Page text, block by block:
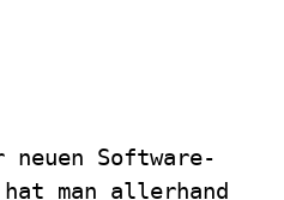
neuen Software-
man allerhand